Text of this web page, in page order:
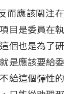
而應該關注在
目是委員在執
個也是為了研
是應該要給委
給這個彈性的